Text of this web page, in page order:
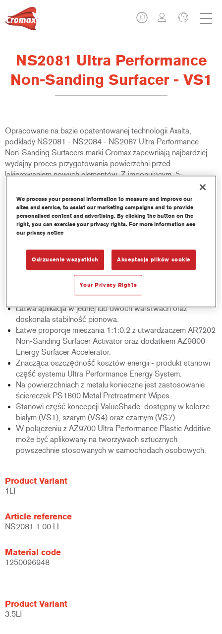
NS2081 Ultra Performance
Non-Sanding Surfacer - VS1
Opracowane na bazie opatentowanej technologii Axalta,
podkłady NS2081 - NS2084 - NS2087 Ultra Performance
Non-Sanding Surfacers marki Cromax zapewniają najbardziej
wydajny proces przygotowania powierzchni przed
lakierowaniem nowych elementów. Z imponującym, 5-
bazowego Cromax Pro lub Cromax Basecoat, jest idealnym
produktem dla warsztatów, które chcą poprawić wydajność
pracy.
Produkt gotowy do daleszej pracy po zaledwie 5 minutach
suszenia na powietrzu, w zależności od warunków
klimatycznych. Suszenie wymuszone nie jest konieczne.
Wysokiej jakości powłoka zapewnia doskonały połysku
warstwy nawierzchniowej.
Łatwa aplikacja w jednej lub dwóch warstwach oraz
doskonała stabilność pionowa.
Łatwe proporcje mieszania 1:1:0.2 z utwardzaczem AR7202
Non-Sanding Surfacer Activator oraz dodatkiem AZ9800
Energy Surfacer Accelerator.
Znacząca oszczędność kosztów energii - produkt stanowi
część systemu Ultra Performance Energy System.
Na powierzchniach z metalu konieczne jest zastosowanie
ściereczek PS1800 Metal Pretreatment Wipes.
Stanowi część koncepcji ValueShade: dostępny w kolorze
białym (VS1), szarym (VS4) oraz czarnym (VS7).
W połączeniu z AZ9700 Ultra Performance Plastic Additive
może być aplikowany na tworzywach sztucznych
powszechnie stosowanych w samochodach osobowych.
Product Variant
1LT
Article reference
NS2081 1.00 LI
Material code
1250096948
Product Variant
3.5LT
We process your personal information to measure and improve our
sites and service, to assist our marketing campaigns and to provide
personalised content and advertising. By clicking the button on the
right, you can exercise your privacy rights. For more information see
our privacy notice
Odrzucenie wszystkich Akceptacja plików cookie
Your Privacy Rights